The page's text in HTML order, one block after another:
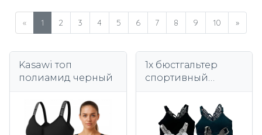
« 1 2 3 4 5 6 7 8 9 10 »
Kasawi топ
полиамид черный
1x бюстгальтер
спортивный
вышивкой кружева
бабочка удобный
M-L цвета